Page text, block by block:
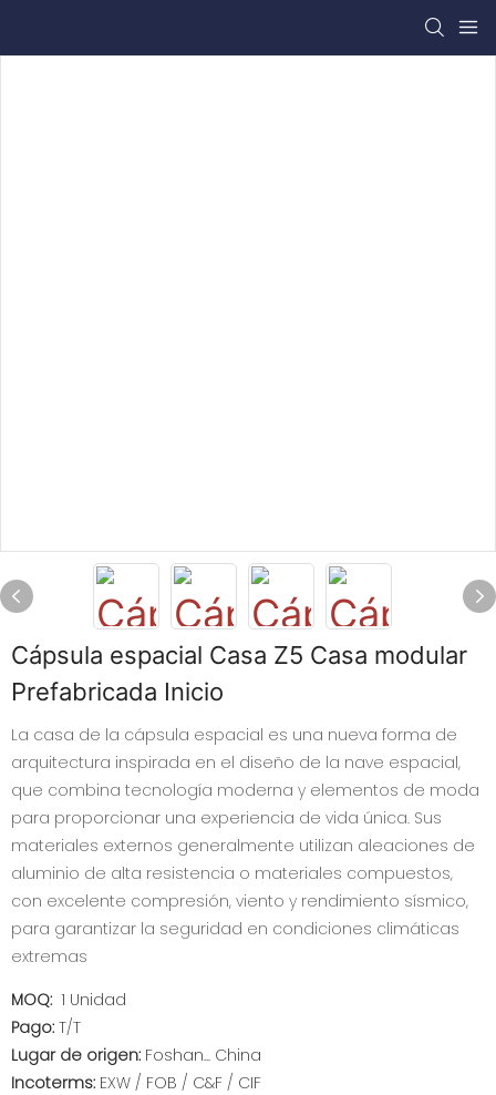
Cápsula espacial Casa Z5 Casa modular
Prefabricada Inicio
La casa de la cápsula espacial es una nueva forma de
arquitectura inspirada en el diseño de la nave espacial,
que combina tecnología moderna y elementos de moda
para proporcionar una experiencia de vida única. Sus
materiales externos generalmente utilizan aleaciones de
aluminio de alta resistencia o materiales compuestos,
con excelente compresión, viento y rendimiento sísmico,
para garantizar la seguridad en condiciones climáticas
extremas
MOQ: 1 Unidad
Pago: T/T
Lugar de origen: Foshan... China
Incoterms: EXW / FOB / C&F / CIF